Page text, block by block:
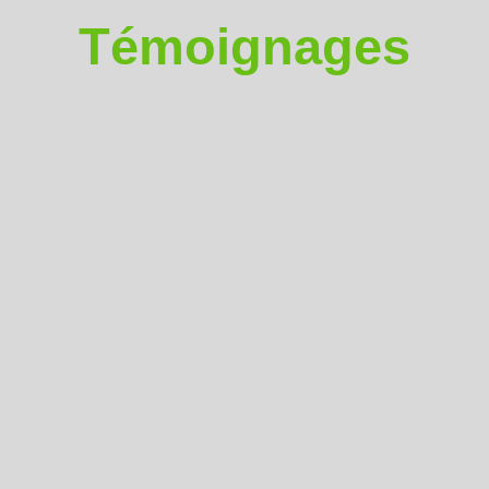
Témoignages